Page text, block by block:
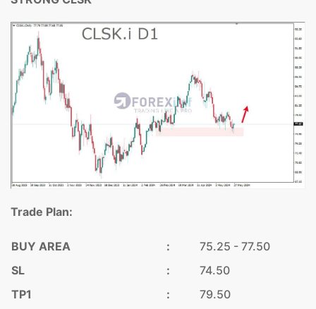
Trade Plan:
BUY AREA :
75.25 - 77.50
SL
:
74.50
TP1
:
79.50